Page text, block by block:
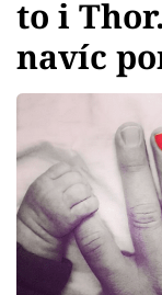
Showbyznys
Youtubeři
Virály
Sex a vztahy
Videa
to i
navíc